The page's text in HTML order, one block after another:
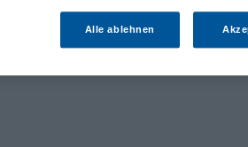
Alle ablehnen